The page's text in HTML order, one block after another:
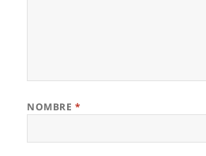
NOMBRE *